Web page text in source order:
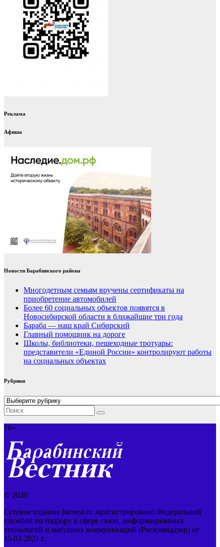
Реклама
Афиша
Новости Барабинского района
Многодетным семьям вручены сертификаты на
приобретение автомобилей
Более 60 социальных объектов появятся в
Новосибирской области в ближайшие три года
Бараба — наш край Сибирский
Главный помощник на дороге
Школы, библиотеки, пешеходные тротуары:
представители «Единой России» контролируют работы
на социальных объектах
Рубрики
Рубрики
16+
© 2020
Сетевое издание barvest.ru зарегистрировано Федеральной
службой по надзору в сфере связи, информационных
технологий и массовых коммуникаций (Роскомнадзор) от
15.03.2021 г.